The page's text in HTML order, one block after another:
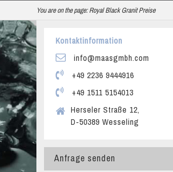
You are on the page: Royal Black Granit Preise
Kontaktinformation
info@maasgmbh.com
+49 2236 9444916
+49 1511 5154013
Herseler Straße 12,
D-50389 Wesseling
Anfrage senden